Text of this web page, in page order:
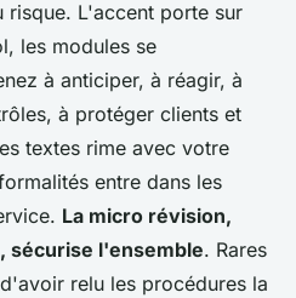
risque. L'accent porte sur
, les modules se
à anticiper, à réagir, à
à protéger clients et
textes rime avec votre
entre dans les
La micro révision,
sécurise l'ensemble. Rares
relu les procédures la